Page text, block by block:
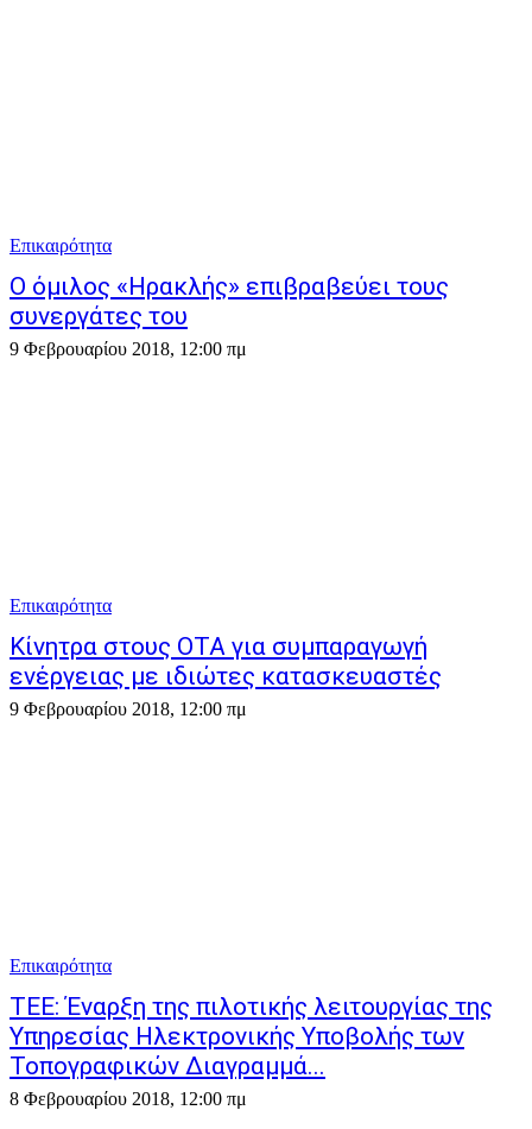
Επικαιρότητα
Ο όμιλος «Ηρακλής» επιβραβεύει τους
συνεργάτες του
9 Φεβρουαρίου 2018, 12:00 πμ
Επικαιρότητα
Κίνητρα στους ΟΤΑ για συμπαραγωγή
ενέργειας με ιδιώτες κατασκευαστές
9 Φεβρουαρίου 2018, 12:00 πμ
Επικαιρότητα
ΤΕΕ: Έναρξη της πιλοτικής λειτουργίας της
Υπηρεσίας Ηλεκτρονικής Υποβολής των
Τοπογραφικών Διαγραμμά...
8 Φεβρουαρίου 2018, 12:00 πμ